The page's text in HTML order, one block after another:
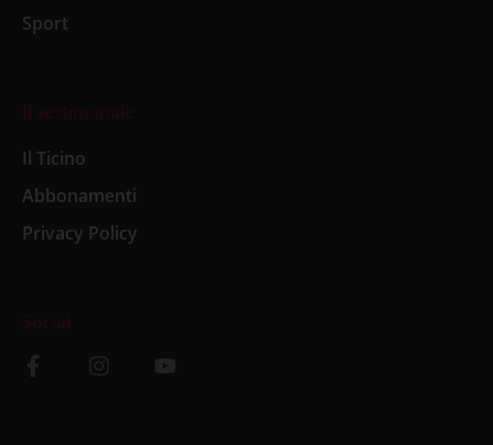
Sport
Il settimanale
Il Ticino
Abbonamenti
Privacy Policy
Social